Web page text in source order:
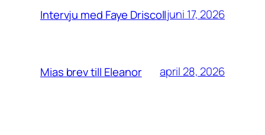
Intervju med Faye Driscolljuni 17, 2026
Mias brev till Eleanor april 28, 2026